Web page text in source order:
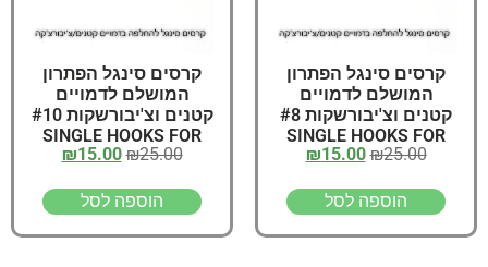
קרסים סינגל הפתרון
המושלם לדמויים
קטנים וצ'יבורשקות #8
SINGLE HOOKS FOR
LURES Size
₪25.00
₪15.00
הוספה לסל
קרסים סינגל הפתרון
המושלם לדמויים
קטנים וצ'יבורשקות #10
SINGLE HOOKS FOR
LURES Size
₪25.00
₪15.00
הוספה לסל